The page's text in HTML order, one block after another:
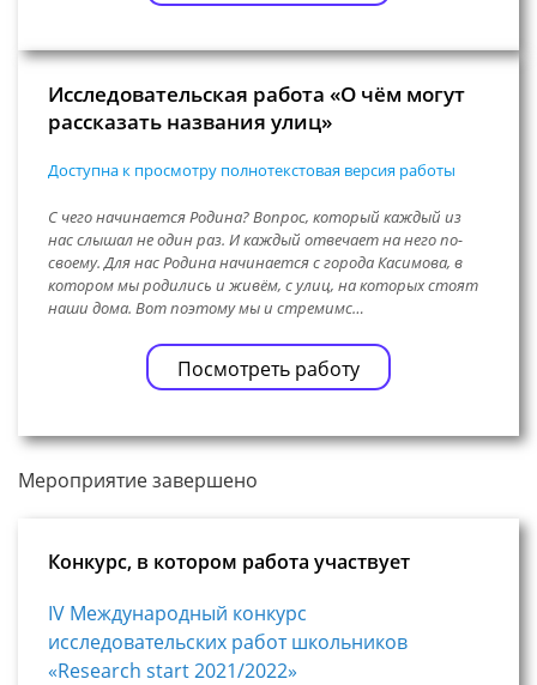
Исследовательская работа «О чём могут
рассказать названия улиц»
Доступна к просмотру полнотекстовая версия работы
С чего начинается Родина? Вопрос, который каждый из
нас слышал не один раз. И каждый отвечает на него по-
своему. Для нас Родина начинается с города Касимова, в
котором мы родились и живём, с улиц, на которых стоят
наши дома. Вот поэтому мы и стремимс…
Посмотреть работу
Мероприятие завершено
Конкурс, в котором работа участвует
IV Международный конкурс
исследовательских работ школьников
«Research start 2021/2022»